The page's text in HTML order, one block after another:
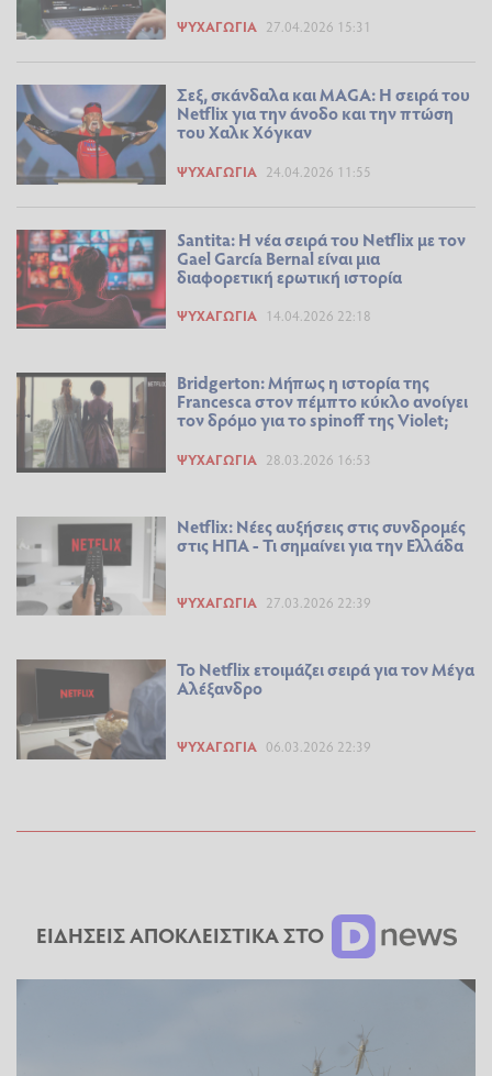
ΨΥΧΑΓΩΓΊΑ 27.04.2026 15:31
Σεξ, σκάνδαλα και ΜAGA: Η σειρά του
Netflix για την άνοδο και την πτώση
του Χαλκ Χόγκαν
ΨΥΧΑΓΩΓΊΑ 24.04.2026 11:55
Santita: Η νέα σειρά του Netflix με τον
Gael García Bernal είναι μια
διαφορετική ερωτική ιστορία
ΨΥΧΑΓΩΓΊΑ 14.04.2026 22:18
Bridgerton: Μήπως η ιστορία της
Francesca στον πέμπτο κύκλο ανοίγει
τον δρόμο για το spinoff της Violet;
ΨΥΧΑΓΩΓΊΑ 28.03.2026 16:53
Netflix: Νέες αυξήσεις στις συνδρομές
στις ΗΠΑ - Τι σημαίνει για την Ελλάδα
ΨΥΧΑΓΩΓΊΑ 27.03.2026 22:39
Το Netflix ετοιμάζει σειρά για τον Μέγα
Αλέξανδρο
ΨΥΧΑΓΩΓΊΑ 06.03.2026 22:39
ΕΙΔΗΣΕΙΣ ΑΠΟΚΛΕΙΣΤΙΚΑ ΣΤΟ